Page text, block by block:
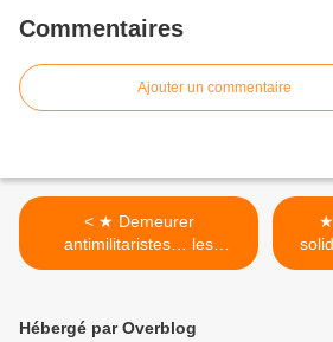
Commentaires
Ajouter un commentaire
< ★ Demeurer
antimilitaristes… les
anarchistes et
★
Hébergé par Overblog